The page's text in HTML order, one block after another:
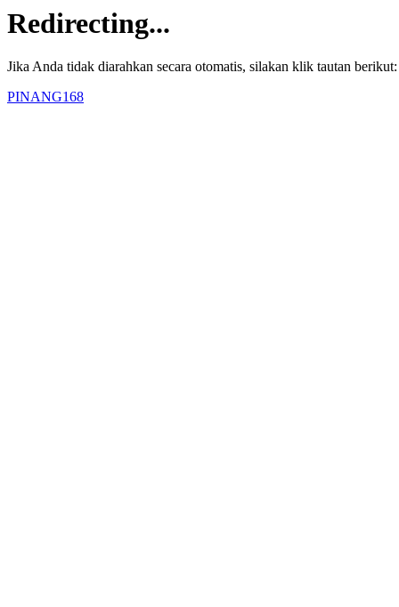
Redirecting...
Jika Anda tidak diarahkan secara otomatis, silakan klik tautan berikut:
PINANG168